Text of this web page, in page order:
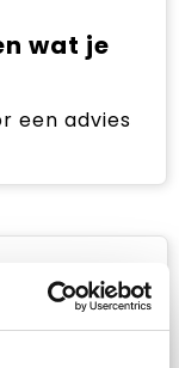
wat je
een advies